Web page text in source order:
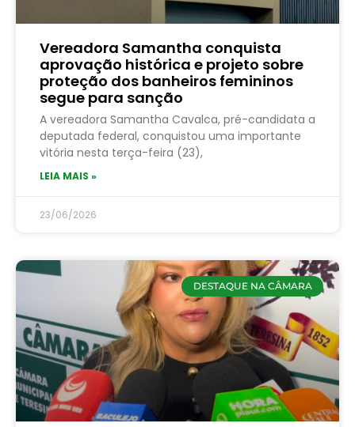
Vereadora Samantha conquista
aprovação histórica e projeto sobre
proteção dos banheiros femininos
segue para sanção
A vereadora Samantha Cavalca, pré-candidata a
deputada federal, conquistou uma importante
vitória nesta terça-feira (23),
LEIA MAIS »
23/06/2026
DESTAQUE NA CÂMARA